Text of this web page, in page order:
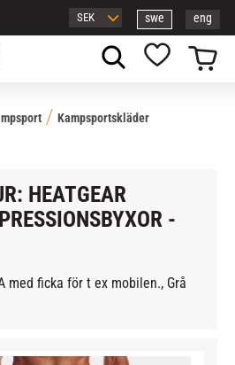
swe eng
Favoriter
Kundvagn
Kampsportskläder
HEATGEAR
-
med ficka för t ex mobilen., Grå